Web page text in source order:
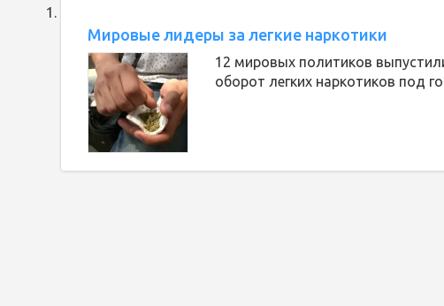
Мировые лидеры за легкие наркотики
12 мировых политиков
оборот легких наркотиков под